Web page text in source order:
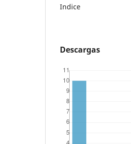
Indice
Descargas